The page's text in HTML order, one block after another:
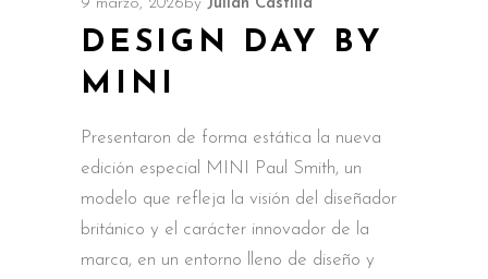
9 marzo, 2026 by Julián Castilla
DESIGN DAY BY
MINI
Presentaron de forma estática la nueva
edición especial MINI Paul Smith, un
modelo que refleja la visión del diseñador
británico y el carácter innovador de la
marca, en un entorno lleno de diseño y